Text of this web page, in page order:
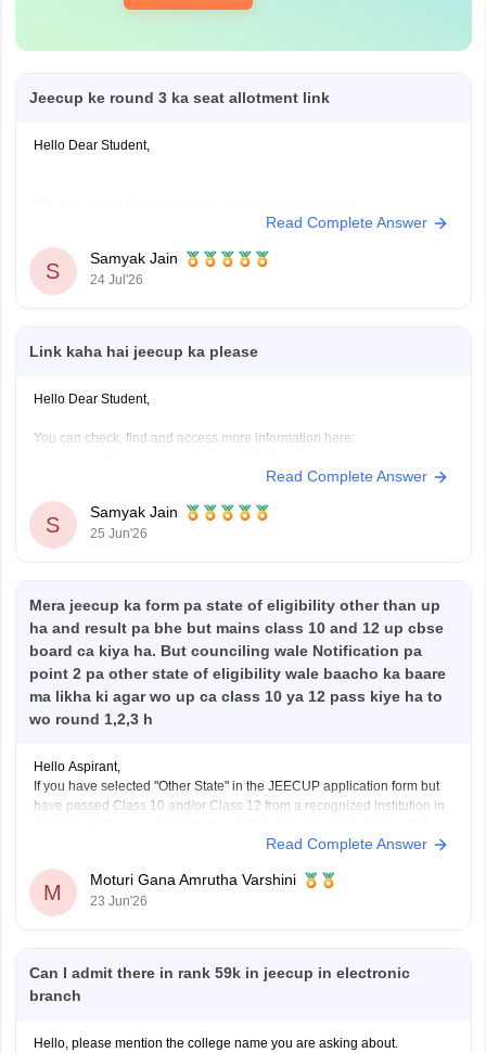
Jeecup ke round 3 ka seat allotment link
Hello Dear Student,
https://engineering.careers360.com/articles/jeecup-seat-
allotment
https://engineering.careers360.com/articles/jeecup-
2026-round-3-seat-allotment-live-check-up-polytechnic-
Hope it helps!
Read Complete Answer
S
Samyak Jain
24 Jul'26
Link kaha hai jeecup ka please
Hello Dear Student,
You can check, find and access more information here:
https://engineering.careers360.com/articles/jeecup-
counselling
https://engineering.careers360.com/articles/jeecup-
latest-news-and-updates
Hope it helps!
Read Complete Answer
S
Samyak Jain
25 Jun'26
Mera jeecup ka form pa state of eligibility other than up
ha and result pa bhe but mains class 10 and 12 up cbse
board ca kiya ha. But counciling wale Notification pa
point 2 pa other state of eligibility wale baacho ka baare
ma likha ki agar wo up ca class 10 ya 12 pass kiye ha to
wo round 1,2,3 h
Hello Aspirant,
If you have selected "Other State" in the JEECUP application form but
have passed Class 10 and/or Class 12 from a recognized institution in
provisions mentioned in the official counselling notification.
Read Complete Answer
M
Moturi Gana Amrutha Varshini
23 Jun'26
Can I admit there in rank 59k in jeecup in electronic
branch
Hello, please mention the college name you are asking about.